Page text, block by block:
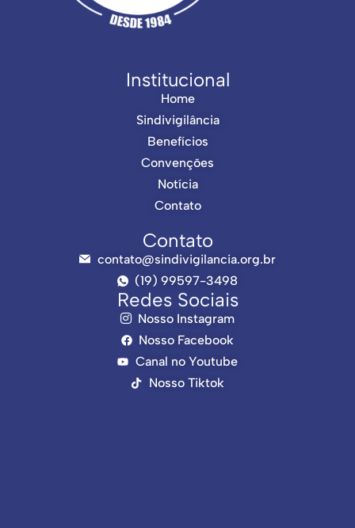
Institucional
Home
Sindivigilância
Benefícios
Convenções
Notícia
Contato
Contato
contato@sindivigilancia.org.br
(19) 99597-3498
Redes Sociais
Nosso Instagram
Nosso Facebook
Canal no Youtube
Nosso Tiktok